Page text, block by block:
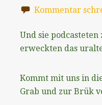
Kommentar
Und sie
erweckten das
Kommt mit uns in
Grab und zur Brük